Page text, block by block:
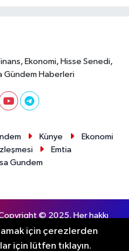
Ekonomi, Hisse Senedi,
Gündem Haberleri
Künye
Ekonomi
Emtia
Gundem
© 2025. Her hakkı
saklıdır.için çerezlerden
için lütfen tıklayın.